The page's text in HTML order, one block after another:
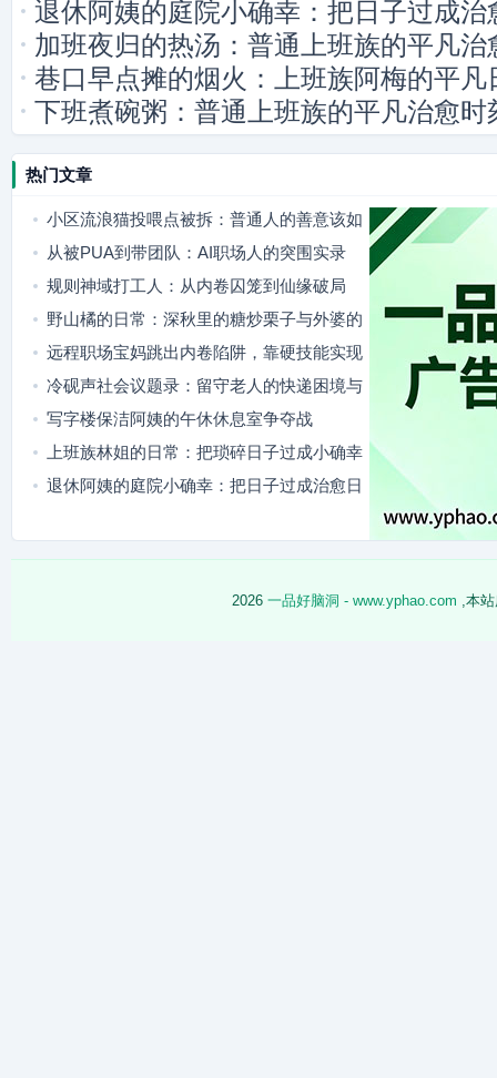
退休阿姨的庭院小确幸：把日子过成治
加班夜归的热汤：普通上班族的平凡治
巷口早点摊的烟火：上班族阿梅的平凡
下班煮碗粥：普通上班族的平凡治愈时
热门文章
小区流浪猫投喂点被拆：普通人的善意该如
何安放
从被PUA到带团队：AI职场人的突围实录
规则神域打工人：从内卷囚笼到仙缘破局
野山橘的日常：深秋里的糖炒栗子与外婆的
竹篮
远程职场宝妈跳出内卷陷阱，靠硬技能实现
职场成长
冷砚声社会议题录：留守老人的快递困境与
破局之路
写字楼保洁阿姨的午休休息室争夺战
上班族林姐的日常：把琐碎日子过成小确幸
退休阿姨的庭院小确幸：把日子过成治愈日
2026 一品好脑洞 - www.yphao.com ,本